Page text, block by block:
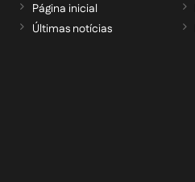
Página inicial
Últimas notícias